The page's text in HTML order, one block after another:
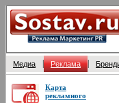
Медиа Реклама
Карта
рекламного